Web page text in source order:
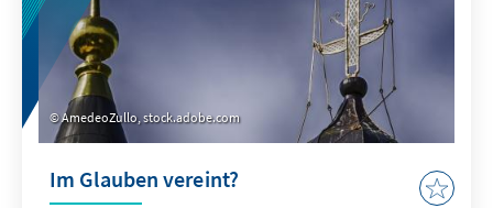
AmedeoZullo, stock.adobe.com
Im Glauben vereint?